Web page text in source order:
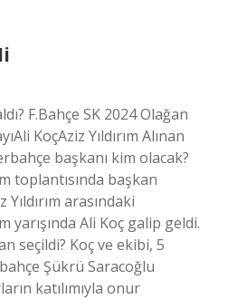
F.Bahçe SK 2024 Olağan
KoçAziz Yıldırım Alınan
başkanı kim olacak?
toplantısında başkan
Yıldırım arasındaki
yarışında Ali Koç galip geldi.
seçildi? Koç ve ekibi, 5
Şükrü Saracoğlu
katılımıyla onur